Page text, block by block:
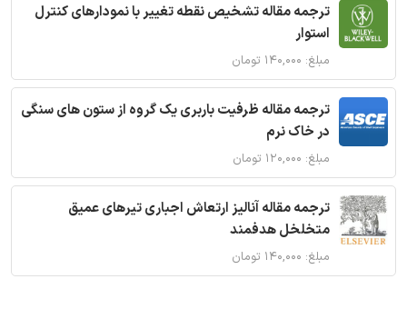
ترجمه مقاله تشخیص نقطه تغییر با نمودارهای کنترل
استوار
مبلغ: ۱۴۰,۰۰۰ تومان
ترجمه مقاله ظرفیت باربری یک گروه از ستون های سنگی
در خاک نرم
مبلغ: ۱۲۰,۰۰۰ تومان
ترجمه مقاله آنالیز ارتعاش اجباری تیرهای عمیق
متخلخل هدفمند
مبلغ: ۱۴۰,۰۰۰ تومان